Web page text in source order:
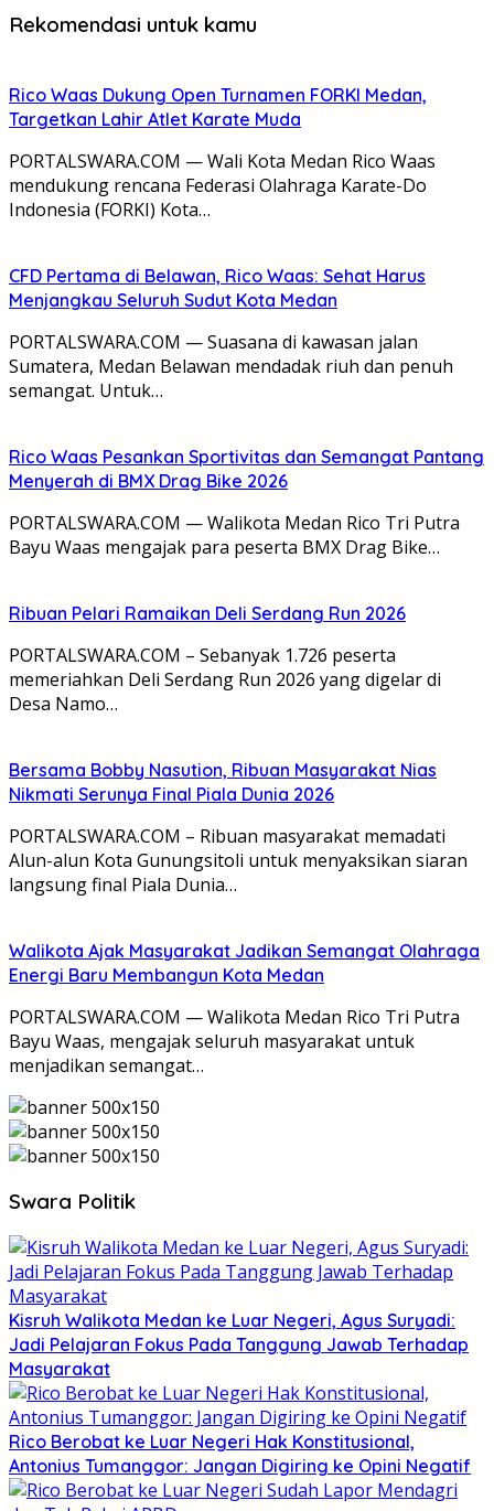
Rekomendasi untuk kamu
Rico Waas Dukung Open Turnamen FORKI Medan,
Targetkan Lahir Atlet Karate Muda
PORTALSWARA.COM — Wali Kota Medan Rico Waas
mendukung rencana Federasi Olahraga Karate-Do
Indonesia (FORKI) Kota…
CFD Pertama di Belawan, Rico Waas: Sehat Harus
Menjangkau Seluruh Sudut Kota Medan
PORTALSWARA.COM — Suasana di kawasan jalan
Sumatera, Medan Belawan mendadak riuh dan penuh
semangat. Untuk…
Rico Waas Pesankan Sportivitas dan Semangat Pantang
Menyerah di BMX Drag Bike 2026
PORTALSWARA.COM — Walikota Medan Rico Tri Putra
Bayu Waas mengajak para peserta BMX Drag Bike…
Ribuan Pelari Ramaikan Deli Serdang Run 2026
PORTALSWARA.COM – Sebanyak 1.726 peserta
memeriahkan Deli Serdang Run 2026 yang digelar di
Desa Namo…
Bersama Bobby Nasution, Ribuan Masyarakat Nias
Nikmati Serunya Final Piala Dunia 2026
PORTALSWARA.COM – Ribuan masyarakat memadati
Alun-alun Kota Gunungsitoli untuk menyaksikan siaran
langsung final Piala Dunia…
Walikota Ajak Masyarakat Jadikan Semangat Olahraga
Energi Baru Membangun Kota Medan
PORTALSWARA.COM — Walikota Medan Rico Tri Putra
Bayu Waas, mengajak seluruh masyarakat untuk
menjadikan semangat…
Swara Politik
Kisruh Walikota Medan ke Luar Negeri, Agus Suryadi:
Jadi Pelajaran Fokus Pada Tanggung Jawab Terhadap
Masyarakat
Rico Berobat ke Luar Negeri Hak Konstitusional,
Antonius Tumanggor: Jangan Digiring ke Opini Negatif